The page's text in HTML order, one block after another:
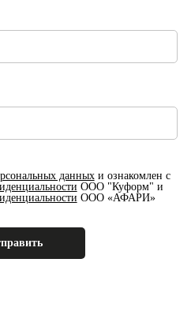
данныхи ознакомлен с
ООО "Куформ" и
ООО «АФАРИ»